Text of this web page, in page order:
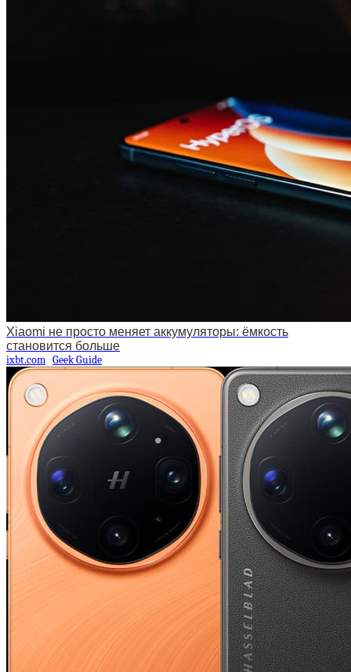
Xiaomi не просто меняет аккумуляторы: ёмкость
становится больше
ixbt.com Geek Guide